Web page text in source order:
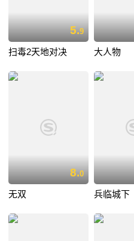
5.9
扫毒2天地对决 大人物
8.0
无双 兵临城下